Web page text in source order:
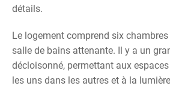
détails.
Le logement comprend six
salle de bains attenante. Il y a un
décloisonné, permettant aux
les uns dans les autres et à la